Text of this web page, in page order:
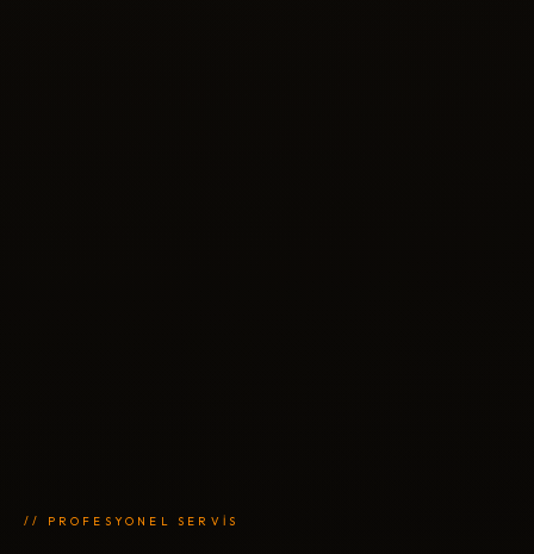
// PROFESYONEL SERVİS